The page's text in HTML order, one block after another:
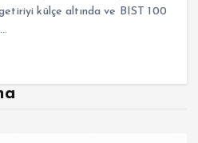
külçe altında ve BIST 100